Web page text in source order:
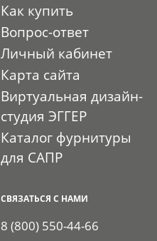
Как купить
Вопрос-ответ
Личный кабинет
Карта сайта
Виртуальная дизайн-
студия ЭГГЕР
Каталог фурнитуры
для САПР
СВЯЗАТЬСЯ С НАМИ
8 (800) 550-44-66